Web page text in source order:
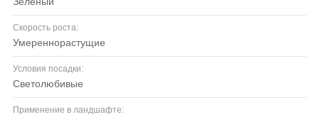
Скорость роста:
умереннорастущие
Условия посадки:
светолюбивые
Применение в ландшафте: